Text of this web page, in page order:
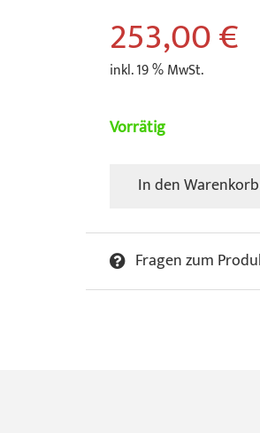
253,00€
inkl. 19 % MwSt.
Vorrätig
Welcome
Art
Collection
Menge
In den Warenkorb
Fragen zum